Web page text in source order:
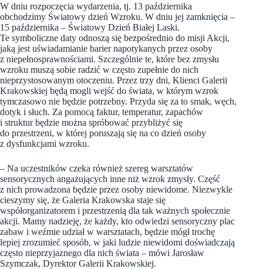
W dniu rozpoczęcia wydarzenia, tj. 13 października
obchodzimy Światowy dzień Wzroku. W dniu jej zamknięcia –
15 października – Światowy Dzień Białej Laski.
Te symboliczne daty odnoszą się bezpośrednio do misji Akcji,
jaką jest uświadamianie barier napotykanych przez osoby
z niepełnosprawnościami. Szczególnie te, które bez zmysłu
wzroku muszą sobie radzić w często zupełnie do nich
nieprzystosowanym otoczeniu. Przez trzy dni, Klienci Galerii
Krakowskiej będą mogli wejść do świata, w którym wzrok
tymczasowo nie będzie potrzebny. Przyda się za to smak, węch,
dotyk i słuch. Za pomocą faktur, temperatur, zapachów
i struktur będzie można spróbować przybliżyć się
do przestrzeni, w której poruszają się na co dzień osoby
z dysfunkcjami wzroku.
– Na uczestników czeka również szereg warsztatów
sensorycznych angażujących inne niż wzrok zmysły. Część
z nich prowadzona będzie przez osoby niewidome. Niezwykle
cieszymy się, że Galeria Krakowska staje się
współorganizatorem i przestrzenią dla tak ważnych społecznie
akcji. Mamy nadzieję, że każdy, kto odwiedzi sensoryczny plac
zabaw i weźmie udział w warsztatach, będzie mógł trochę
lepiej zrozumieć sposób, w jaki ludzie niewidomi doświadczają
często nieprzyjaznego dla nich świata – mówi Jarosław
Szymczak, Dyrektor Galerii Krakowskiej.